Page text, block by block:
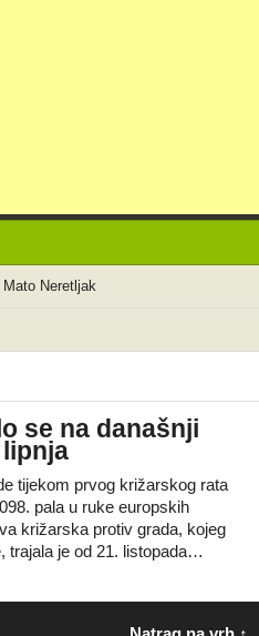
Mato Neretljak
se na današnji
lipnja
tijekom prvog križarskog rata
pala u ruke europskih
križarska protiv grada, kojeg
trajala je od 21. listopada…